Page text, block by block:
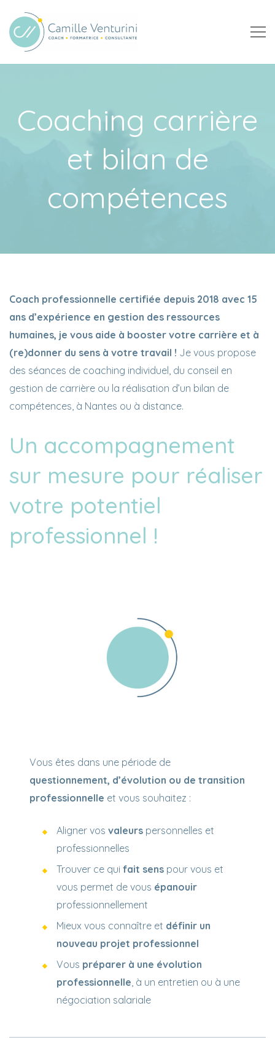
Camille Venturini
Coaching carrière
et bilan de
compétences
Coach professionnelle certifiée depuis 2018 avec 15
ans d’expérience en gestion des ressources
humaines, je vous aide à booster votre carrière et à
(re)donner du sens à votre travail ! Je vous propose
des séances de coaching individuel, du conseil en
gestion de carrière ou la réalisation d’un bilan de
compétences, à Nantes ou à distance.
Un accompagnement
sur mesure pour réaliser
votre potentiel
professionnel !
Vous êtes dans une période de
questionnement, d’évolution ou de transition
professionnelle et vous souhaitez :
Aligner vosvaleurs personnelles et
professionnelles
Trouver ce quifait sens pour vous et
vous permet de vous épanouir
professionnellement
Mieux vous connaître et définir un
nouveau projet professionnel
Vous préparer à une évolution
professionnelle, à un entretien ou à une
négociation salariale